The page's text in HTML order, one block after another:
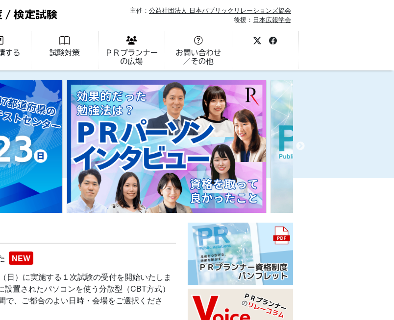
主催： 公益社団法人 日本パブリックリレーションズ協会
後援： 日本広報学会
NEW
日）に実施する１次試験の受付を開始いたしま
置されたパソコンを使う分散型（CBT方式）
で、ご都合のよい日時・会場をご選択くださ